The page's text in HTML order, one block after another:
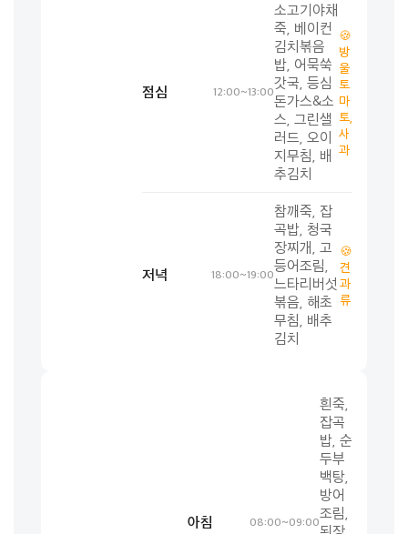
점심 12:00~13:00
소고기야채
죽, 베이컨
김치볶음
밥, 어묵쑥
갓국, 등심
돈가스&소
스, 그린샐
러드, 오이
지무침, 배
추김치
🍪
방
울
토
마
토,
사
과
저녁 18:00~19:00
참깨죽, 잡
곡밥, 청국
장찌개, 고
등어조림,
느타리버섯
볶음, 해초
무침, 배추
김치
🍪
견
과
류
아침 08:00~09:00
흰죽,
잡곡
밥, 순
두부
백탕,
방어
조림,